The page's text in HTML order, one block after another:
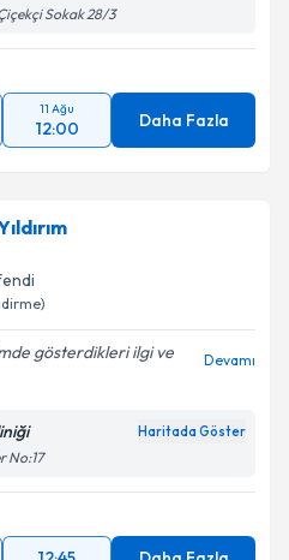
Gönder
Sokak 28/3
11 Ağu
12:00 Daha Fazla
gösterdikleri ilgi ve
Devamı
Haritada Göster
No:17